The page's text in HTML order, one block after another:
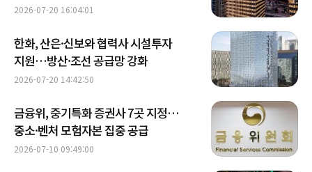
2026-07-20 16:04:01
한화, 산은·신보와 협력사 시설투자
지원…방산·조선 공급망 강화
2026-07-20 14:42:50
금융위, 중기특화 증권사 7곳 지정…
중소·벤처 모험자본 집중 공급
2026-07-10 09:49:00